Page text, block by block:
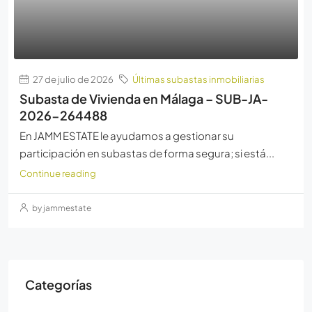
27 de julio de 2026 Últimas subastas inmobiliarias
Subasta de Vivienda en Málaga – SUB-JA-
2026-264488
En JAMM ESTATE le ayudamos a gestionar su
participación en subastas de forma segura; si está...
Continue reading
by jammestate
Categorías